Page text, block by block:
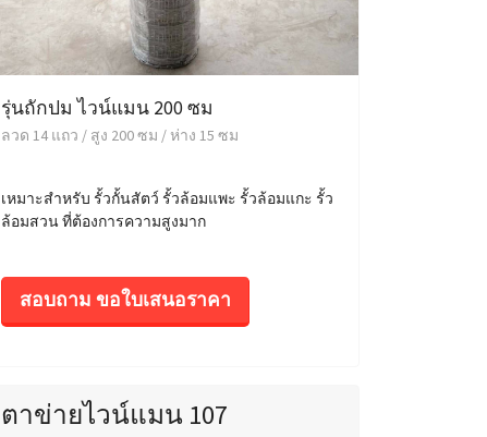
รุ่นถักปม ไวน์แมน 200 ซม
ลวด 14 แถว / สูง 200 ซม / ห่าง 15 ซม
เหมาะสำหรับ รั้วกั้นสัตว์ รั้วล้อมแพะ รั้วล้อมแกะ รั้ว
ล้อมสวน ที่ต้องการความสูงมาก
สอบถาม ขอใบเสนอราคา
ตาข่ายไวน์แมน 107